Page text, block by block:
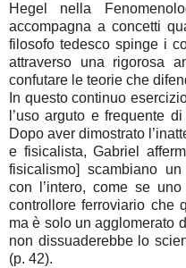
Hegel nella
accompagna a concetti
filosofo tedesco spinge i
attraverso una rigorosa
confutare le teorie che
In questo continuo
l’uso arguto e frequente
Dopo aver dimostrato
e fisicalista, Gabriel
fisicalismo] scambiano
con l’intero, come se
controllore ferroviario che
ma è solo un agglomerato
non dissuaderebbe lo
(p. 42).